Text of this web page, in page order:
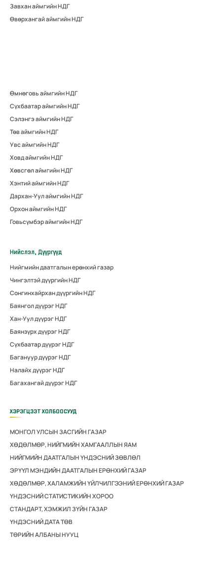
Завхан аймгийн НДГ
Өвөрхангай аймгийн НДГ
Өмнөговь аймгийн НДГ
Сүхбаатар аймгийн НДГ
Сэлэнгэ аймгийн НДГ
Төв аймгийн НДГ
Увс аймгийн НДГ
Ховд аймгийн НДГ
Хөвсгөл аймгийн НДГ
Хэнтий аймгийн НДГ
Дархан-Уул аймгийн НДГ
Орхон аймгийн НДГ
Говьсүмбэр аймгийн НДГ
Нийслэл, Дүүргүүд
Нийгмийн даатгалын ерөнхий газар
Чингэлтэй дүүргийн НДГ
Сонгинхайрхан дүүргийн НДГ
Баянгол дүүрэг НДГ
Хан-Уул дүүрэг НДГ
Баянзүрх дүүрэг НДГ
Сүхбаатар дүүрэг НДГ
Багануур дүүрэг НДГ
Налайх дүүрэг НДГ
Багахангай дүүрэг НДГ
ХЭРЭГЦЭЭТ ХОЛБООСУУД
МОНГОЛ УЛСЫН ЗАСГИЙН ГАЗАР
ХӨДӨЛМӨР, НИЙГМИЙН ХАМГААЛЛЫН ЯАМ
НИЙГМИЙН ДААТГАЛЫН ҮНДЭСНИЙ ЗӨВЛӨЛ
ЭРҮҮЛ МЭНДИЙН ДААТГАЛЫН ЕРӨНХИЙ ГАЗАР
ХӨДӨЛМӨР, ХАЛАМЖИЙН ҮЙЛЧИЛГЭЭНИЙ ЕРӨНХИЙ ГАЗАР
ҮНДЭСНИЙ СТАТИСТИКИЙН ХОРОО
СТАНДАРТ, ХЭМЖИЛ ЗҮЙН ГАЗАР
ҮНДЭСНИЙ ДАТА ТӨВ
ТӨРИЙН АЛБАНЫ НУУЦ